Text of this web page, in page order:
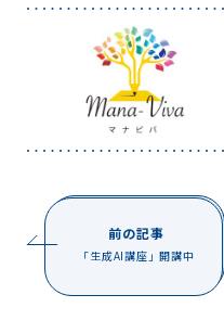
前の記事
「生成AI講座」開講中